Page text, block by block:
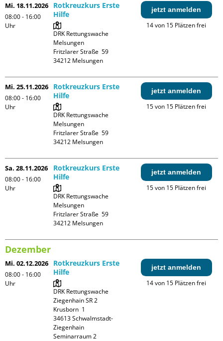
Mi. 18.11.2026
08:00 - 16:00
Uhr
Rotkreuzkurs Erste
Hilfe
DRK Rettungswache
Melsungen
Fritzlarer Straße  59
jetzt anmelden
14 von 15 Plätzen frei
Mi. 25.11.2026
08:00 - 16:00
Uhr
Rotkreuzkurs Erste
Hilfe
DRK Rettungswache
Melsungen
Fritzlarer Straße  59
jetzt anmelden
15 von 15 Plätzen frei
Sa. 28.11.2026
08:00 - 16:00
Uhr
Rotkreuzkurs Erste
Hilfe
DRK Rettungswache
Melsungen
Fritzlarer Straße  59
jetzt anmelden
15 von 15 Plätzen frei
Dezember
Mi. 02.12.2026
08:00 - 16:00
Uhr
Rotkreuzkurs Erste
Hilfe
DRK Rettungswache
Ziegenhain SR 2
Krusborn  1
34613 Schwalmstadt-
Ziegenhain
Seminarraum 2
jetzt anmelden
14 von 15 Plätzen frei